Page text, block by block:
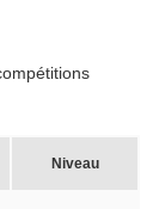
Niveau